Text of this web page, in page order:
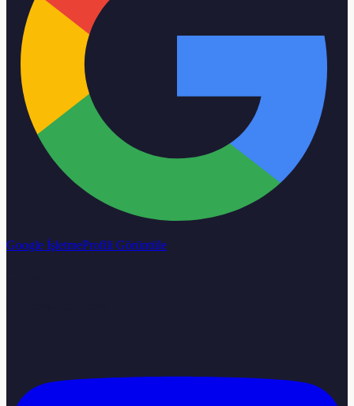
Google İşletmeProfili Görüntüle